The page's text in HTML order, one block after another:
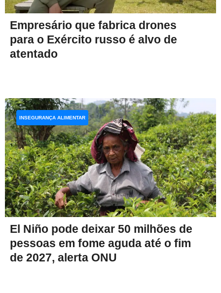
Empresário que fabrica drones
para o Exército russo é alvo de
atentado
El Niño pode deixar 50 milhões de
pessoas em fome aguda até o fim
de 2027, alerta ONU
INSEGURANÇA ALIMENTAR